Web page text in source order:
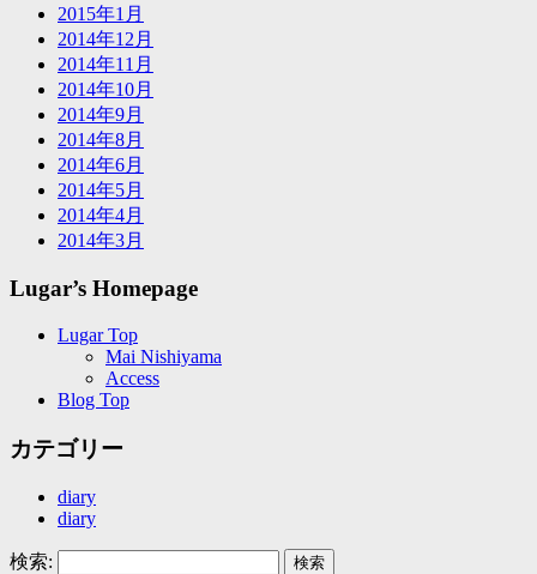
2015年1月
2014年12月
2014年11月
2014年10月
2014年9月
2014年8月
2014年6月
2014年5月
2014年4月
2014年3月
Lugar’s Homepage
Lugar Top
Mai Nishiyama
Access
Blog Top
カテゴリー
diary
diary
検索: